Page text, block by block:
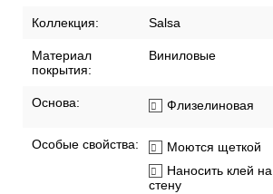
Коллекция: Salsa
Материал
покрытия:
Виниловые
Основа: Флизелиновая
Особые свойства:
Моются щеткой
Наносить клей на
стену